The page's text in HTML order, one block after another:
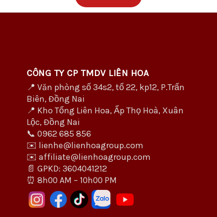
CÔNG TY CP TMDV LIÊN HOA
📍 Văn phòng số 34s2, tổ 22, kp12, P.Trấn
Biên, Đồng Nai
📍 Kho Tổng Liên Hoa, Ấp Thọ Hoà, Xuân
Lộc, Đồng Nai
📞 0962 685 856
✉️ lienhe@lienhoagroup.com
✉️ affiliate@lienhoagroup.com
📄 GPKD: 3604041212
⏰ 8h00 AM – 10h00 PM